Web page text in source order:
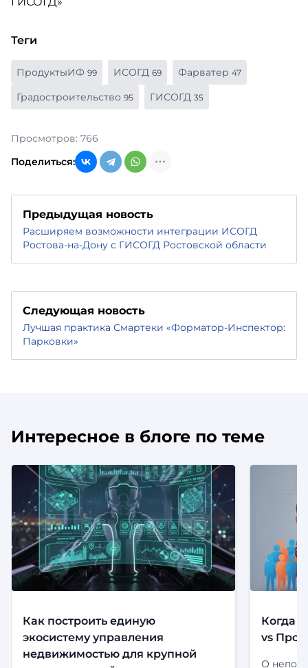
Теги
ПродуктыИФ 99 ИСОГД 69 Фарватер 47
Градостроительство 95 ГИСОГД 35
Просмотров: 766
Поделиться:
Предыдущая новость
Расширяем возможности интеграции ИСОГД
Ростова-на-Дону с ГИСОГД Ростовской области
Следующая новость
Лучшая практика Смартеки «Форматор-Инспектор:
Парковки»
Интересное в блоге по теме
Как построить единую
экосистему управления
недвижимостью для крупной
Когда
vs
О